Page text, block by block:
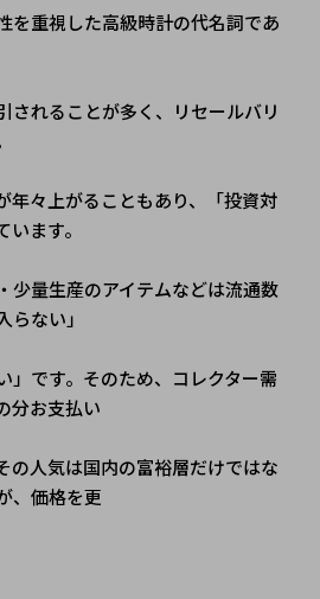
を重視した高級時計の代名詞であ
されることが多く、リセールバリ
年々上がることもあり、「投資対
ます。
少量生産のアイテムなどは流通数
らない」
」です。そのため、コレクター需
分お支払い
の人気は国内の富裕層だけではな
、価格を更